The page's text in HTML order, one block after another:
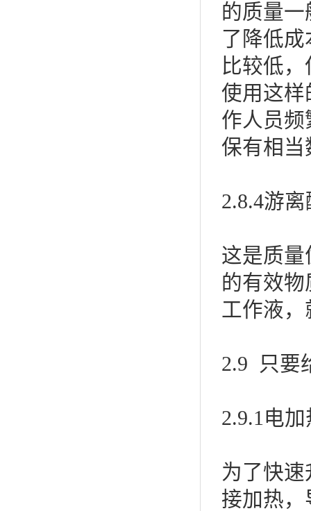
的质量
了降低
比较低
使用这样
作人员
保有相当
2.8.4游
这是质
的有效
工作液
2.9 只要
2.9.1电加
为了快
接加热